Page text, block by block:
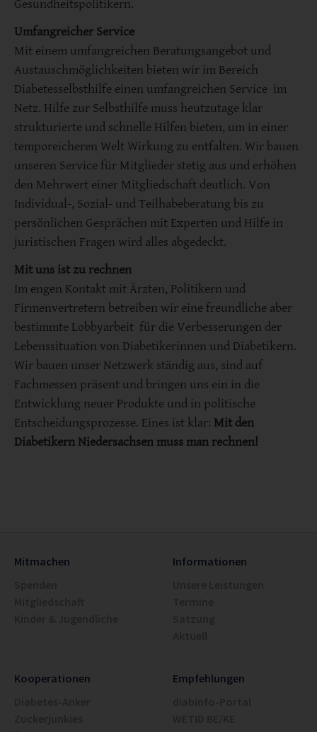
Gesundheitspolitikern.
Umfangreicher Service
Mit einem umfangreichen Beratungsangebot und
Austauschmöglichkeiten bieten wir im Bereich
Diabetesselbsthilfe einen umfangreichen Service im
Netz. Hilfe zur Selbsthilfe muss heutzutage klar
strukturierte und schnelle Hilfen bieten, um in einer
temporeicheren Welt Wirkung zu entfalten. Wir bauen
unseren Service für Mitglieder stetig aus und erhöhen
den Mehrwert einer Mitgliedschaft deutlich. Von
Individual-, Sozial- und Teilhabeberatung bis zu
persönlichen Gesprächen mit Experten und Hilfe in
juristischen Fragen wird alles abgedeckt.
Mit uns ist zu rechnen
Im engen Kontakt mit Ärzten, Politikern und
Firmenvertretern betreiben wir eine freundliche aber
bestimmte Lobbyarbeit für die Verbesserungen der
Lebenssituation von Diabetikerinnen und Diabetikern.
Wir bauen unser Netzwerk ständig aus, sind auf
Fachmessen präsent und bringen uns ein in die
Entwicklung neuer Produkte und in politische
Entscheidungsprozesse. Eines ist klar: Mit den
Diabetikern Niedersachsen muss man rechnen!
Mitmachen
Informationen
Kooperationen
Empfehlungen